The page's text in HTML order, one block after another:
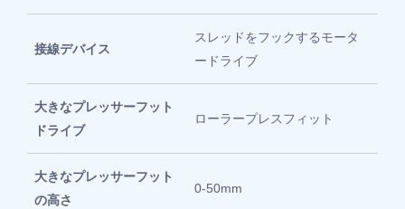
接線デバイス
スレッドをフックするモータ
ードライブ
大きなプレッサーフット
ドライブ
ローラープレスフィット
大きなプレッサーフット
の高さ
0-50mm